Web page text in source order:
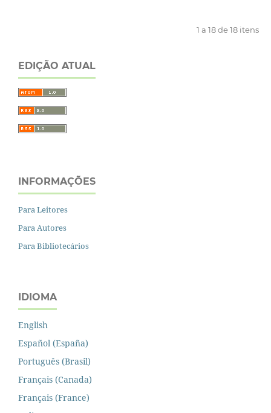
1 a 18 de 18 itens
EDIÇÃO ATUAL
INFORMAÇÕES
Para Leitores
Para Autores
Para Bibliotecários
IDIOMA
English
Español (España)
Português (Brasil)
Français (Canada)
Français (France)